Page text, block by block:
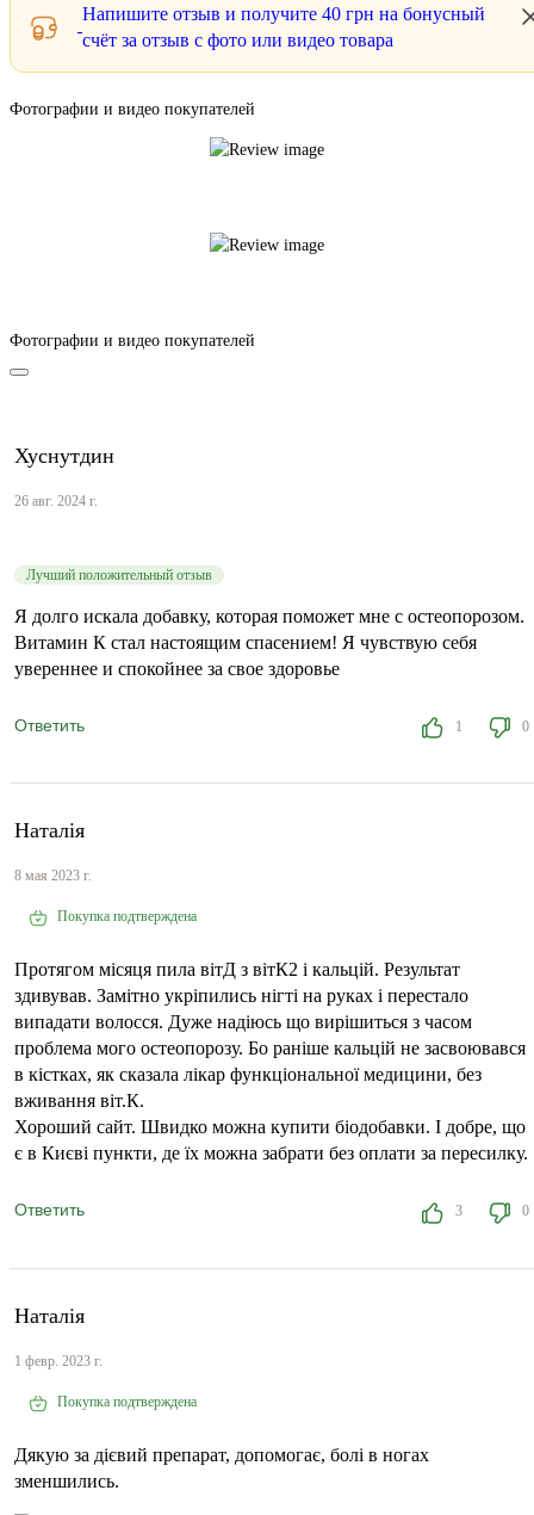
Напишите отзыв и получите 40 грн на бонусный
счёт за отзыв с фото или видео товара
Фотографии и видео покупателей
Фотографии и видео покупателей
Хуснутдин
26 авг. 2024 г.
Лучший положительный отзыв
Я долго искала добавку, которая поможет мне с остеопорозом.
Витамин К стал настоящим спасением! Я чувствую себя
увереннее и спокойнее за свое здоровье
Ответить 1 0
Наталія
8 мая 2023 г.
Покупка подтверждена
Протягом місяця пила вітД з вітК2 і кальцій. Результат
здивував. Замітно укріпились нігті на руках і перестало
випадати волосся. Дуже надіюсь що вирішиться з часом
проблема мого остеопорозу. Бо раніше кальцій не засвоювався
в кістках, як сказала лікар функціональної медицини, без
вживання віт.К.
Хороший сайт. Швидко можна купити біодобавки. І добре, що
є в Києві пункти, де їх можна забрати без оплати за пересилку.
Ответить 3 0
Наталія
1 февр. 2023 г.
Покупка подтверждена
Дякую за дієвий препарат, допомогає, болі в ногах
зменшились.